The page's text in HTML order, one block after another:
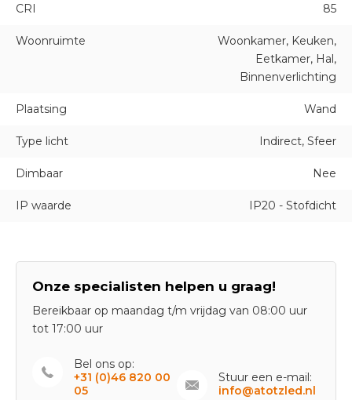
CRI 85
Woonruimte
Woonkamer, Keuken,
Eetkamer, Hal,
Binnenverlichting
Plaatsing Wand
Type licht Indirect, Sfeer
Dimbaar Nee
IP waarde IP20 - Stofdicht
Onze specialisten helpen u graag!
Bereikbaar op maandag t/m vrijdag van 08:00 uur
tot 17:00 uur
Bel ons op:
+31 (0)46 820 00
05
Stuur een e-mail:
info@atotzled.nl